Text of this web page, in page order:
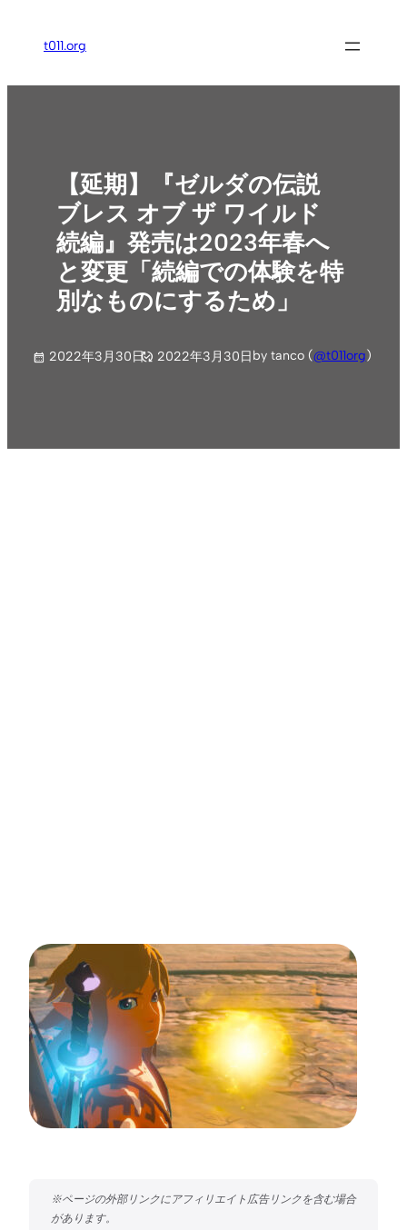
ス
t011.org
【延期】『ゼルダの伝説
ブレス オブ ザ ワイルド
続編』発売は2023年春へ
と変更「続編での体験を特
別なものにするため」
2022年3月30日 2022年3月30日by tanco (@t011org)